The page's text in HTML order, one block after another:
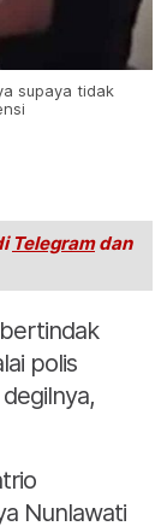
supaya tidak
Telegramdan
polis
Nunlawati